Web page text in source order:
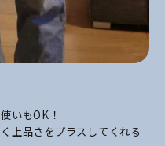
いもOK！
上品さをプラスしてくれる